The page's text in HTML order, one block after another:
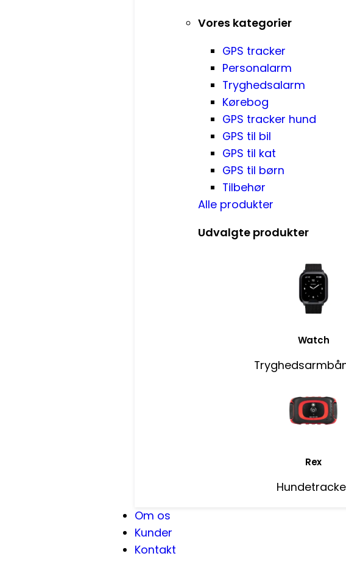
Vores kategorier
GPS tracker
Personalarm
Tryghedsalarm
Kørebog
GPS tracker hund
GPS til bil
GPS til kat
GPS til børn
Tilbehør
Alle produkter
Udvalgte produkter
Watch
Rex
Om os
Kunder
Kontakt